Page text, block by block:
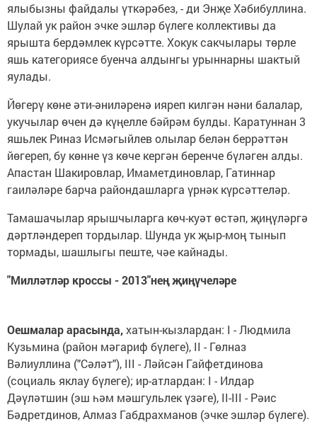
ялыбызны файдалы үткәрәбез, - ди Энҗе Хәбибуллина.
Шулай ук район эчке эшләр бүлеге коллективы да
ярышта бердәмлек күрсәтте. Хокук сакчылары төрле
яшь категориясе буенча алдынгы урыннарны шактый
яулады.
Йөгерү көне әти-әниләренә ияреп килгән нәни балалар,
укучылар өчен дә күңелле бәйрәм булды. Каратуннан 3
яшьлек Риназ Исмәгыйлев олылар белән беррәттән
йөгереп, бу көнне үз көче кергән беренче бүләген алды.
Апастан Шакировлар, Имаметдиновлар, Гатиннар
гаиләләре барча райондашларга үрнәк күрсәттеләр.
Тамашачылар ярышчыларга көч-куәт өстәп, җиңүләргә
дәртләндереп тордылар. Шунда ук җыр-моң тынып
тормады, шашлыгы пеште, чәе кайнады.
"Милләтләр кроссы - 2013"нең җиңүчеләре
Оешмалар арасында,хатын-кызлардан: I - Людмила
Кузьмина (район мәгариф бүлеге), II - Гөлназ
Вәлиуллина ("Сәләт"), III - Ләйсән Гайфетдинова
(социаль яклау бүлеге); ир-атлардан: I - Илдар
Дәүләтшин (эш һәм мәшгульлек үзәге), II-III - Рәис
Бәдретдинов, Алмаз Габдрахманов (эчке эшләр бүлеге).